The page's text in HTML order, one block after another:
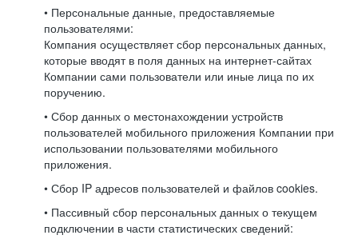
• Персональные данные, предоставляемые
пользователями:
Компания осуществляет сбор персональных данных,
которые вводят в поля данных на интернет-сайтах
Компании сами пользователи или иные лица по их
поручению.
• Сбор данных о местонахождении устройств
пользователей мобильного приложения Компании при
использовании пользователями мобильного
приложения.
• Сбор IP адресов пользователей и файлов cookies.
• Пассивный сбор персональных данных о текущем
подключении в части статистических сведений: